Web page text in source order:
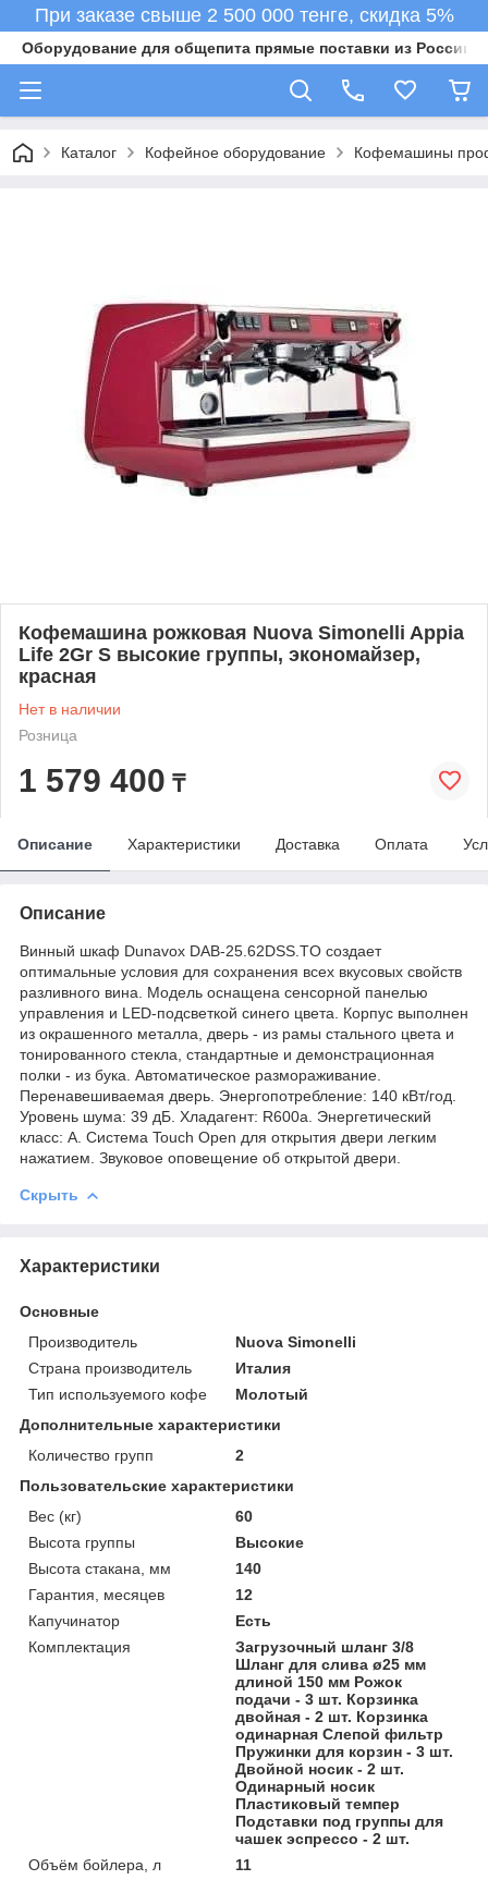
При заказе свыше 2 500 000 тенге, скидка 5%
Оборудование для общепита прямые поставки из России в
Каталог Кофейное оборудование Кофемашины
Кофемашина рожковая Nuova Simonelli Appia
Life 2Gr S высокие группы, экономайзер,
красная
Нет в наличии
Розница
1 579 400 ₸
Описание Характеристики Доставка Оплата
Описание
Винный шкаф Dunavox DAB-25.62DSS.TO создает
оптимальные условия для сохранения всех вкусовых свойств
разливного вина. Модель оснащена сенсорной панелью
управления и LED-подсветкой синего цвета. Корпус выполнен
из окрашенного металла, дверь - из рамы стального цвета и
тонированного стекла, стандартные и демонстрационная
полки - из бука. Автоматическое размораживание.
Перенавешиваемая дверь. Энергопотребление: 140 кВт/год.
Уровень шума: 39 дБ. Хладагент: R600a. Энергетический
класс: A. Система Touch Open для открытия двери легким
нажатием. Звуковое оповещение об открытой двери.
Скрыть
Характеристики
Основные
Производитель
Nuova Simonelli
Страна производитель
Италия
Тип используемого кофе
Молотый
Дополнительные характеристики
Количество групп
2
Пользовательские характеристики
Вес (кг)
60
Высота группы
Высокие
Высота стакана, мм
140
Гарантия, месяцев
12
Капучинатор
Есть
Комплектация
Загрузочный шланг 3/8
Шланг для слива ø25 мм
длиной 150 мм Рожок
подачи - 3 шт. Корзинка
двойная - 2 шт. Корзинка
одинарная Слепой фильтр
Пружинки для корзин - 3 шт.
Двойной носик - 2 шт.
Одинарный носик
Пластиковый темпер
Подставки под группы для
чашек эспрессо - 2 шт.
Объём бойлера, л
11